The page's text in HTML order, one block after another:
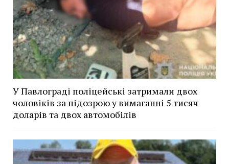
У Павлограді поліцейські затримали двох
чоловіків за підозрою у вимаганні 5 тисяч
доларів та двох автомобілів